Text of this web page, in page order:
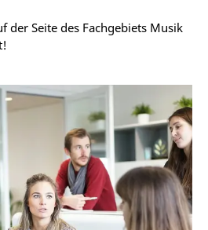
der Seite des Fachgebiets Musik